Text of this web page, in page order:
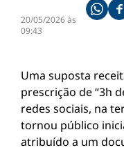
20/05/2026 às
09:43
Uma suposta
prescrição de “3h
redes sociais, na
tornou público
atribuído a um